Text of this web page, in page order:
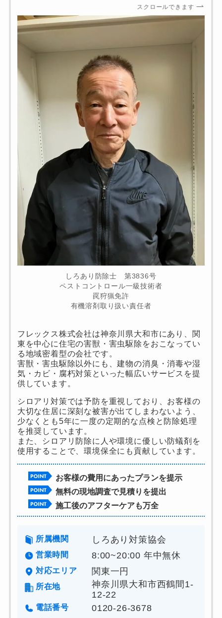
スクロールできます
しろあり防除士 第3836号
ペストコントロール一級技術者
罠狩猟免許
有機溶剤取り扱い責任者
フレックス株式会社は神奈川県大和市にあり、関
東を中心に住宅の害獣・害虫駆除をおこなってい
る地域密着型の会社です。
害獣・害虫駆除以外にも、建物の消臭・消毒や湿
気・カビ・腐朽対策といった幅広いサービスを提
供しています。
シロアリ対策では予防を重視しており、お客様の
大切な住居に深刻な被害が出てしまわないよう、
少なくとも5年に一度の定期的な点検と防除処理
を推奨しています。
また、シロアリ防除に人や環境に優しい防蟻剤を
使用することで、環境保全にも貢献しています。
お客様の費用にあったプランを提示
無料の現地調査で見積りを提出
施工後のアフターケアも万全
所属機関 しろあり対策協会
営業時間 8:00~20:00 年中無休
対応エリア 関東一円
所在地
神奈川県大和市西鶴間1-
12-22
電話番号 0120-26-3678